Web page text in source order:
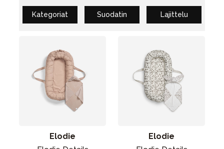
Kategoriat Suodatin Lajittelu
Elodie
Elodie
Vauvan paketti
Lapsi & vauva
Huonekalut & vuodevaatteet